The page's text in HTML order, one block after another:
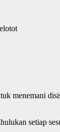
menemani
setiap